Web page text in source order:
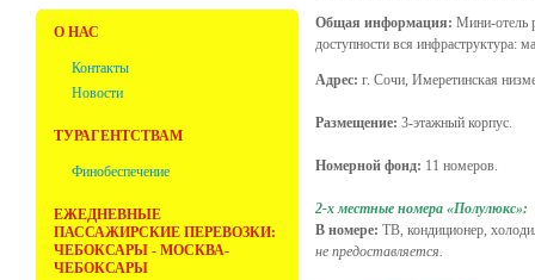
Фабрика ёлочных
О НАС
Контакты
Новости
ТУРАГЕНТСТВАМ
Финобеспечение
ЕЖЕДНЕВНЫЕ
ПАССАЖИРСКИЕ ПЕРЕВОЗКИ:
ЧЕБОКСАРЫ - МОСКВА-
ЧЕБОКСАРЫ
Общая информация: Мини-отель
доступности вся инфраструктура:
Адрес: г. Сочи, Имеретинская
Размещение: 3-этажный корпус.
Номерной фонд: 11 номеров.
2-х местные номера «Полулюкс»:
В номере: ТВ, кондиционер,
не предоставляется.